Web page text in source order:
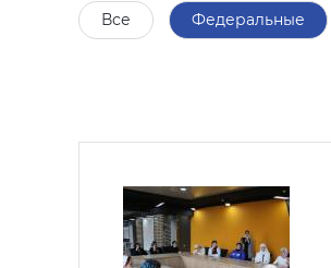
Все Федеральные